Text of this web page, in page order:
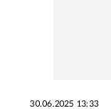
30.06.2025 13:33